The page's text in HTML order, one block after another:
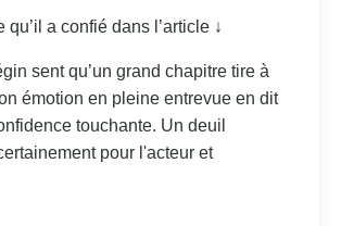
qu’il a confié dans l’article ↓
sent qu’un grand chapitre tire à
émotion en pleine entrevue en dit
touchante. Un deuil
pour l'acteur et